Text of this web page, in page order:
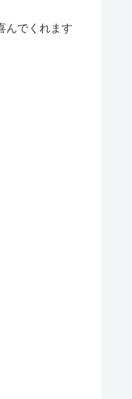
んでくれます